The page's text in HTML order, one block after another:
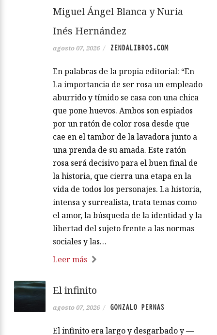
Miguel Ángel Blanca y Nuria
Inés Hernández
agosto 07, 2026 / ZENDALIBROS.COM
En palabras de la propia editorial: “En
La importancia de ser rosa un empleado
aburrido y tímido se casa con una chica
que pone huevos. Ambos son espiados
por un ratón de color rosa desde que
cae en el tambor de la lavadora junto a
una prenda de su amada. Este ratón
rosa será decisivo para el buen final de
la historia, que cierra una etapa en la
vida de todos los personajes. La historia,
intensa y surrealista, trata temas como
el amor, la búsqueda de la identidad y la
libertad del sujeto frente a las normas
sociales y las…
Leer más
El infinito
agosto 07, 2026 / GONZALO PERNAS
El infinito era largo y desgarbado y —